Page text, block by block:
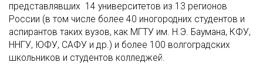
представлявших 14 университетов из 13 регионов
России (в том числе более 40 иногородних студентов и
аспирантов таких вузов, как МГТУ им. Н.Э. Баумана, КФУ,
ННГУ, ЮФУ, САФУ и др.) и более 100 волгоградских
школьников и студентов колледжей.